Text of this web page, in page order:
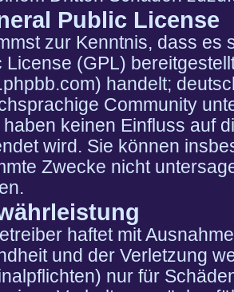
Public License
zur Kenntnis, dass es
License (GPL)
handelt;
Community
haben keinen Einfluss auf
wird. Sie können
Zwecke nicht
haftet mit
und der Verletzung
nur für